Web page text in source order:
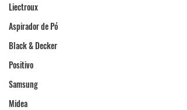
Liectroux
Aspirador de Pó
Black & Decker
Positivo
Samsung
Midea